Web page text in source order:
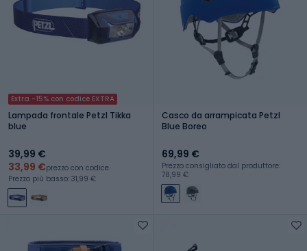
Extra -15% con codice EXTRA
Lampada frontale Petzl Tikka
blue
39,99 €
33,99 €prezzo con codice
Prezzo più basso: 31,99 €
Casco da arrampicata Petzl
Blue Boreo
69,99 €
Prezzo consigliato dal produttore:
78,99 €